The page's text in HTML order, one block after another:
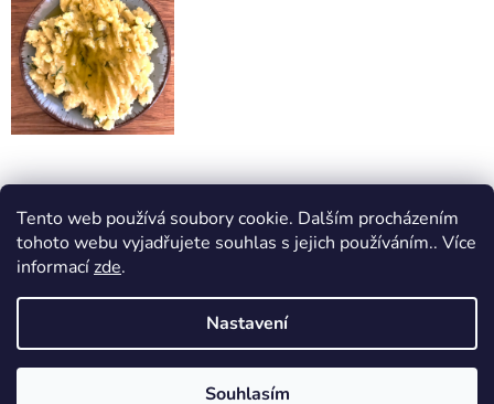
Tento web používá soubory cookie. Dalším procházením
tohoto webu vyjadřujete souhlas s jejich používáním.. Více
informacízde.
Nastavení
Souhlasím
Záznamy nebyly nalezeny...